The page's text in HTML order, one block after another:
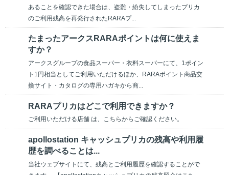
あることを確認できた場合は、盗難・紛失してしまったプリカ
のご利用残高を再発行されたRARAプ...
たまったアークスRARAポイントは何に使えま
すか？
アークスグループの食品スーパー・衣料スーパーにて、1ポイン
ト1円相当としてご利用いただけるほか、RARAポイント商品交
換サイト・カタログの専用ハガキから商...
RARAプリカはどこで利用できますか？
ご利用いただける店舗 は、こちらからご確認ください。
apollostation キャッシュプリカの残高や利用履
歴を調べることは...
当社ウェブサイトにて、残高とご利用履歴を確認することがで